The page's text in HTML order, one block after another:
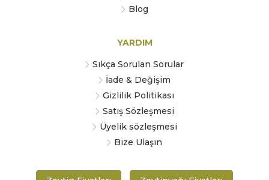
Blog
YARDIM
Sıkça Sorulan Sorular
İade & Değişim
Gizlilik Politikası
Satış Sözleşmesi
Üyelik sözleşmesi
Bize Ulaşın